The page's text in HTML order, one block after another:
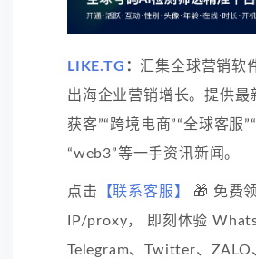
LIKE.TG ： 汇集全球营销软
出海企业营销增长。提供最
获客”“跨境电商”“全球客服
“web3”等一手资讯新闻。
点击 【联系客服】
🎁 免费
IP/proxy， 即刻体验
Telegram、Twitter、ZALO